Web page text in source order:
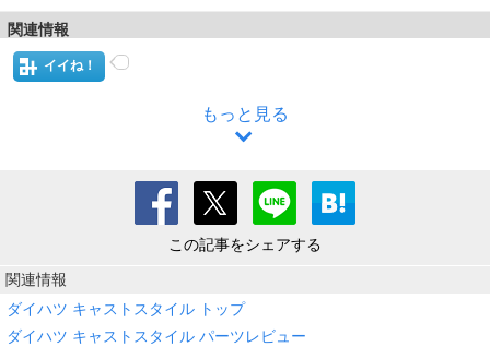
関連情報
イイね！
もっと見る
この記事をシェアする
関連情報
ダイハツ キャストスタイル トップ
ダイハツ キャストスタイル パーツレビュー